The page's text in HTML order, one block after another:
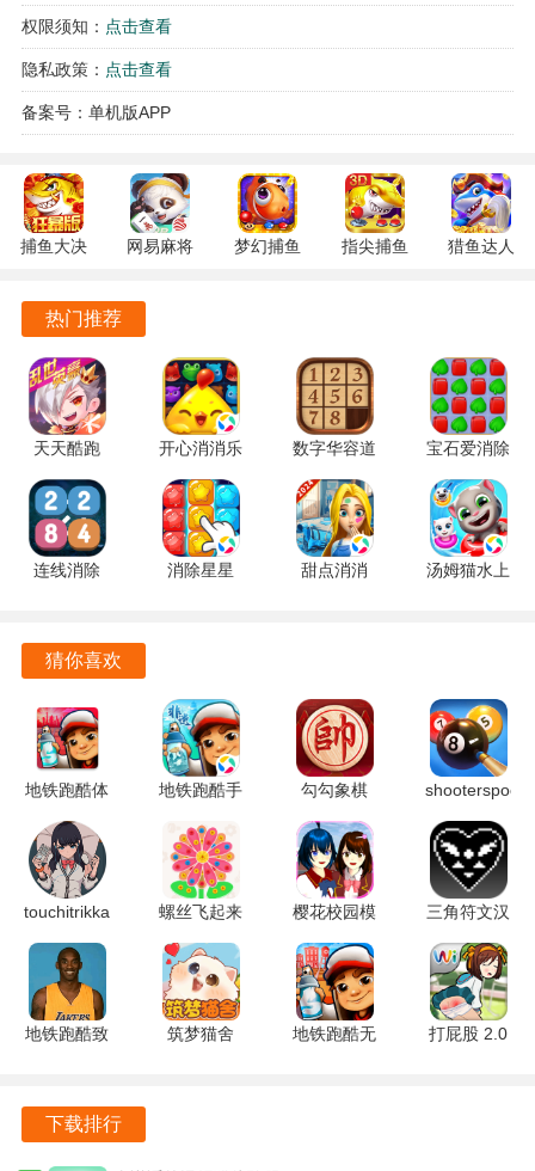
游戏提供了多种不同的模式，玩家可以根据自己的喜好选择
适合的玩法，享受个性化的游戏体验。每个方块都有独特的
属性和效果，玩家需要灵活运用这些方块，制定最佳策略，
才能顺利过关。游戏中还设有丰富的成就系统，玩家在完成
我。游戏的音效和背景音乐恰到好处，营造出轻松愉悦的游
戏氛围，让玩家沉浸其中。
游戏完全免费，玩家无需担心额外的费用，能够尽情享受游
戏的乐趣。操作简单易懂，适合所有年龄段的玩家，无论是
新手还是资深玩家都能快速上手。游戏设计精致，画面清
晰，给玩家带来良好的视觉体验，提升游戏的整体享受。通
成就感。游戏还提供了社交功能，玩家可以与朋友分享自己
的成绩，增加互动乐趣。
权限须知： 点击查看
隐私政策： 点击查看
备案号：单机版APP
捕鱼大决
122.7.291
最新版
网易麻将
官方版
梦幻捕鱼
指尖捕鱼
猎鱼达人
热门推荐
天天酷跑
1.0.139.0
手机版
开心消消乐
1.159 手机
版
数字华容道
2.15 手机
版
宝石爱消除
1.0.5 手机
版
连线消除
消除星星
甜点消消
汤姆猫水上
猜你喜欢
地铁跑酷体
验服 7.04.0
安卓正版
地铁跑酷手
中文版
勾勾象棋
6.01.01 官
方版
shooterspool
2.4.3 安卓
版
touchitrikka
1.0 安卓版
螺丝飞起来
1.1.2 安卓
版
樱花校园模
拟器英文版
SAKURASchoolSimulator
1.038.51
安卓版
三角符文汉
化版 安卓
2.0.4-魔改
1.0.2 安卓
版
地铁跑酷致
卓版
筑梦猫舍
地铁跑酷无
打屁股 2.0
下载排行